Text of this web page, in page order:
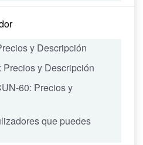
y Descripción
: Precios y Descripción
60: Precios y
que puedes